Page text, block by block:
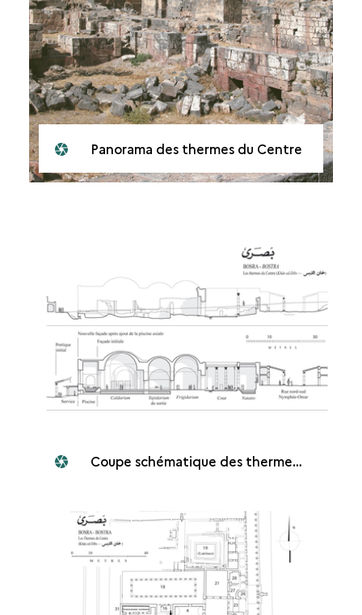
Panorama des thermes du Centre
Coupe schématique des thermes du Centre